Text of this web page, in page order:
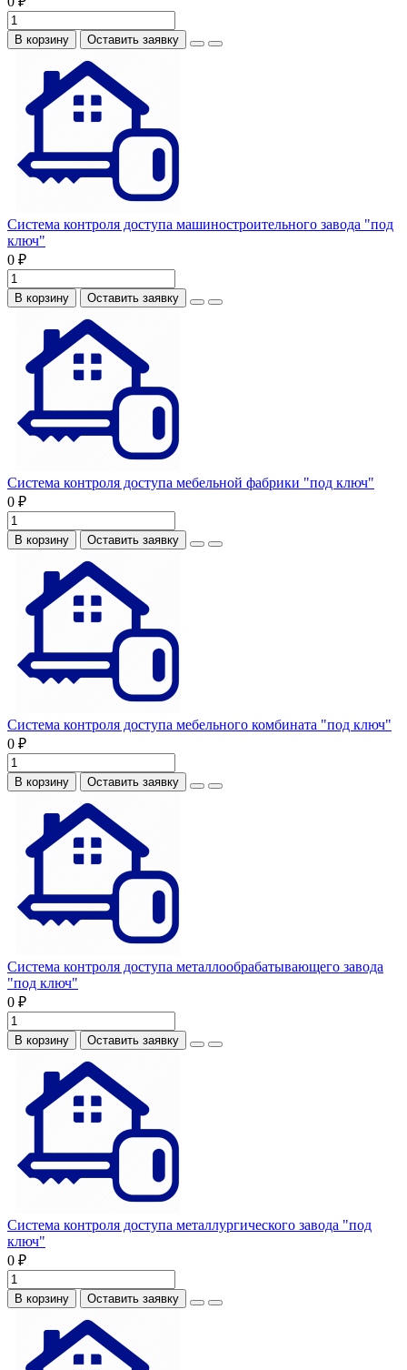
В корзину Оставить заявку
Система контроля доступа машиностроительного завода "под
ключ"
0 ₽
В корзину Оставить заявку
Система контроля доступа мебельной фабрики "под ключ"
0 ₽
В корзину Оставить заявку
Система контроля доступа мебельного комбината "под ключ"
0 ₽
В корзину Оставить заявку
Система контроля доступа металлообрабатывающего завода
"под ключ"
0 ₽
В корзину Оставить заявку
Система контроля доступа металлургического завода "под
ключ"
0 ₽
В корзину Оставить заявку